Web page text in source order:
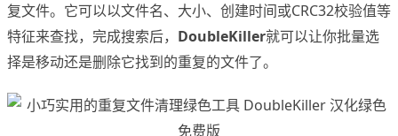
复文件。它可以以文件名、大小、创建时间或CRC32校验值等
特征来查找，完成搜索后， DoubleKiller就可以让你批量选
择是移动还是删除它找到的重复的文件了。